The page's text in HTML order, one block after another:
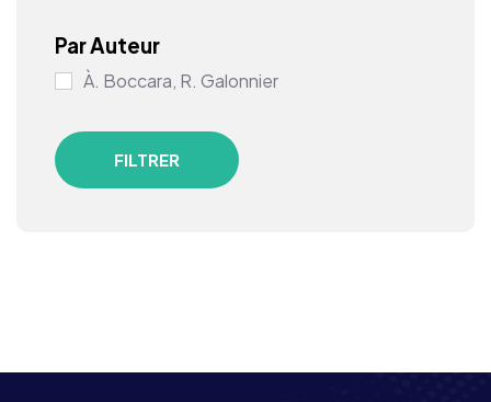
Par Auteur
À. Boccara, R. Galonnier
FILTRER